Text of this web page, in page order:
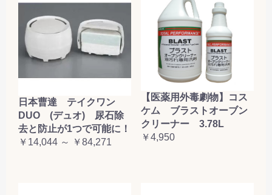
日本曹達 テイクワン
DUO (デュオ) 尿石除
去と防止が1つで可能に！
￥14,044 ～ ￥84,271
【医薬用外毒劇物】コス
ケム ブラストオーブン
クリーナー 3.78L
￥4,950